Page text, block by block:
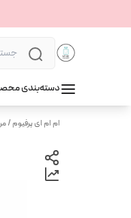
دسته‌بندی
ام ام ای پرفیوم /